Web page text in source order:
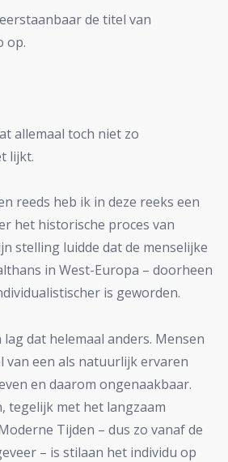
de titel van
op.
allemaal toch niet zo
lijkt.
reeds heb ik in deze reeks een
het historische proces van
stelling luidde dat de menselijke
in West-Europa – doorheen
is geworden.
dat helemaal anders. Mensen
van een als natuurlijk ervaren
en daarom ongenaakbaar.
tegelijk met het langzaam
Tijden – dus zo vanaf de
– is stilaan het individu op